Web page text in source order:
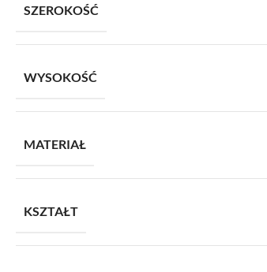
SZEROKOŚĆ
WYSOKOŚĆ
MATERIAŁ
KSZTAŁT